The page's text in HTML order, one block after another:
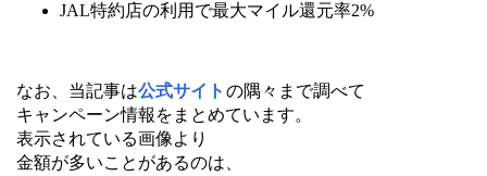
JAL特約店の利用で最大マイル還元率2%
なお、当記事は公式サイト の隅々まで調べて
キャンペーン情報をまとめています。
表示されている画像より
金額が多いことがあるのは、